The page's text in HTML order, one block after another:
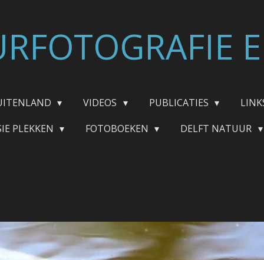
VIDEOS PUBLICATIES
PLEKKEN
FOTOBOEKEN DELFT NATUUR